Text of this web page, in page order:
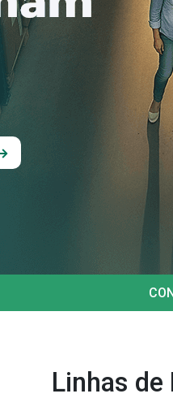
quatro
Linhas de